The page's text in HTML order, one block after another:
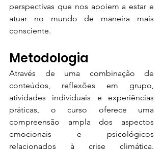
perspectivas que nos apoiem a estar e
atuar no mundo de maneira mais
consciente.
Metodologia
Através de uma combinação de
conteúdos, reflexões em grupo,
atividades individuais e experiências
práticas, o curso oferece uma
compreensão ampla dos aspectos
emocionais e psicológicos
relacionados à crise climática.